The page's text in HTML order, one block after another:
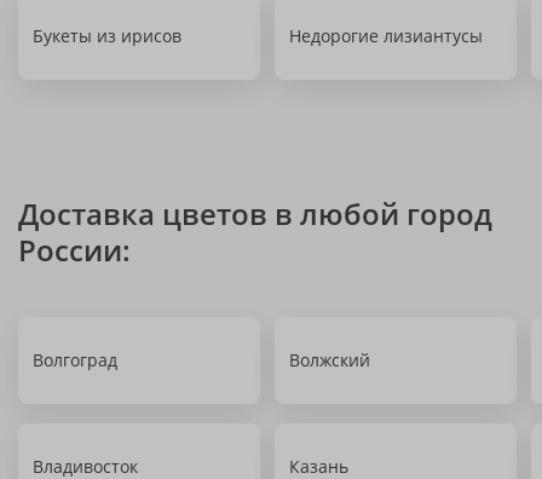
Букеты из ирисов Недорогие лизиантусы
Доставка цветов в любой город
России:
Волгоград Волжский
Владивосток Казань